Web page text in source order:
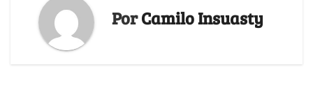
PorCamilo Insuasty